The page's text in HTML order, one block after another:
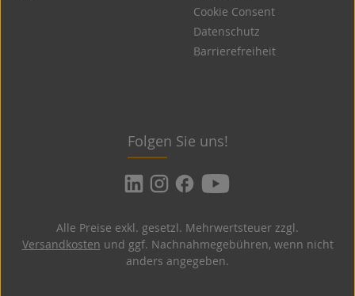
Cookie Consent
Datenschutz
Barrierefreiheit
Folgen Sie uns!
Alle Preise exkl. gesetzl. Mehrwertsteuer zzgl.
Versandkosten und ggf. Nachnahmegebühren, wenn nicht
anders angegeben.